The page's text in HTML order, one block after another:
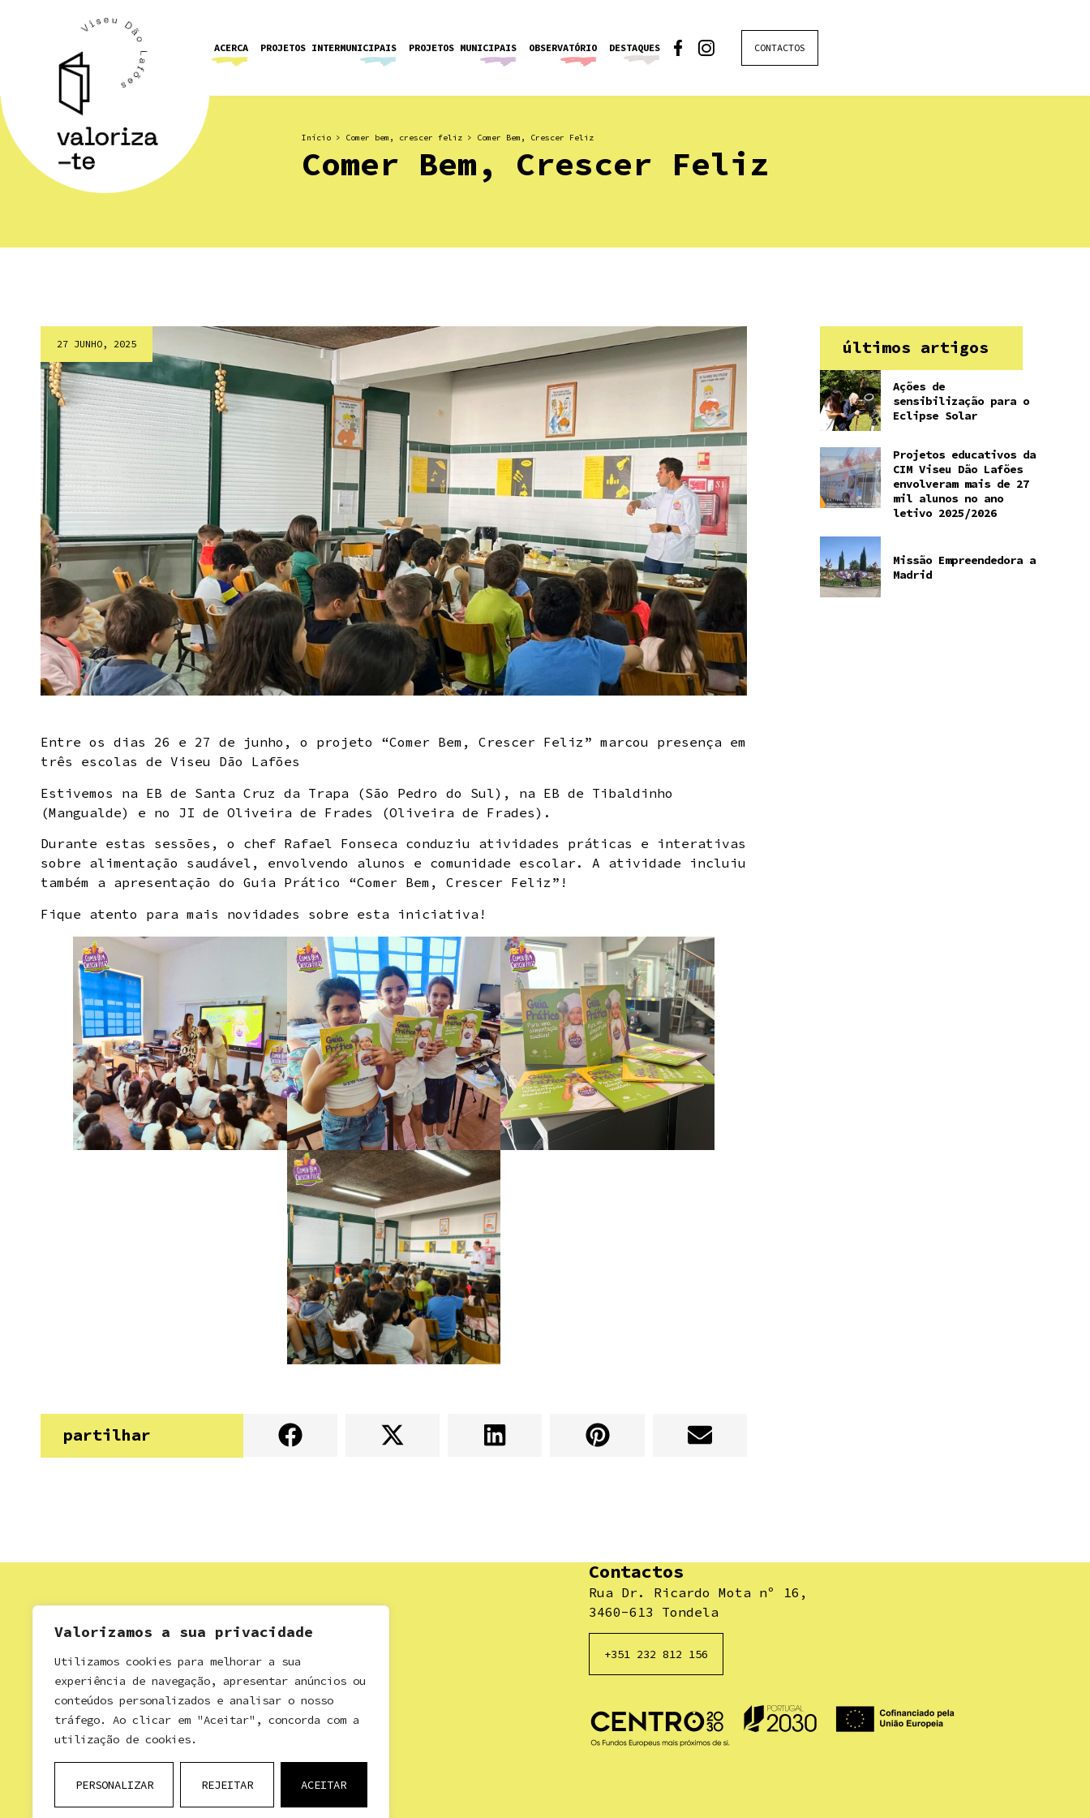
Valorizamos a sua privacidade
Utilizamos cookies para melhorar a sua
experiência de navegação, apresentar anúncios ou
conteúdos personalizados e analisar o nosso
tráfego. Ao clicar em "Aceitar", concorda com a
utilização de cookies.
PERSONALIZAR REJEITAR ACEITAR
ACERCA PROJETOS INTERMUNICIPAIS PROJETOS MUNICIPAIS OBSERVATÓRIO DESTAQUES CONTACTOS
Início > Comer bem, crescer feliz > Comer Bem, Crescer Feliz
Comer Bem, Crescer Feliz
27 JUNHO, 2025
Entre os dias 26 e 27 de junho, o projeto “Comer Bem, Crescer Feliz” marcou presença em
três escolas de Viseu Dão Lafões
Estivemos na EB de Santa Cruz da Trapa (São Pedro do Sul), na EB de Tibaldinho
(Mangualde) e no JI de Oliveira de Frades (Oliveira de Frades).
Durante estas sessões, o chef Rafael Fonseca conduziu atividades práticas e interativas
sobre alimentação saudável, envolvendo alunos e comunidade escolar. A atividade incluiu
também a apresentação do Guia Prático “Comer Bem, Crescer Feliz”!
Fique atento para mais novidades sobre esta iniciativa!
partilhar
últimos artigos
Ações de
sensibilização para o
Eclipse Solar
Projetos educativos da
CIM Viseu Dão Lafões
envolveram mais de 27
mil alunos no ano
letivo 2025/2026
Missão Empreendedora a
Madrid
Política de Privacidade Resolução de Litígios
Contactos
Rua Dr. Ricardo Mota nº 16,
3460-613 Tondela
+351 232 812 156